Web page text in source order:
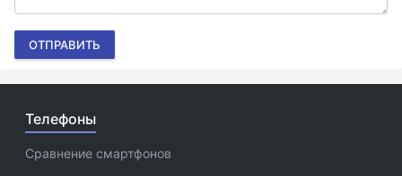
ОТПРАВИТЬ
Телефоны
Сравнение смартфонов